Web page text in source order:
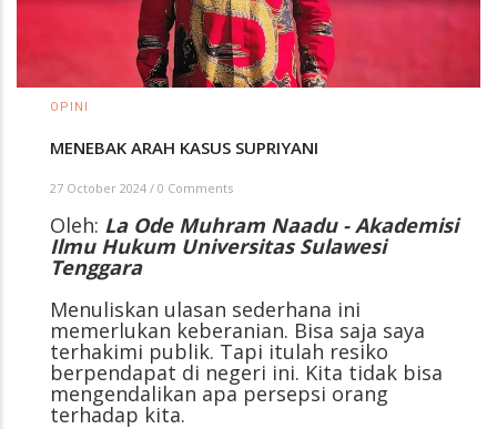
OPINI
MENEBAK ARAH KASUS SUPRIYANI
27 October 2024 / 0 Comments
Oleh: La Ode Muhram Naadu - Akademisi
Ilmu Hukum Universitas Sulawesi
Tenggara
Menuliskan ulasan sederhana ini
memerlukan keberanian. Bisa saja saya
terhakimi publik. Tapi itulah resiko
berpendapat di negeri ini. Kita tidak bisa
mengendalikan apa persepsi orang
terhadap kita.